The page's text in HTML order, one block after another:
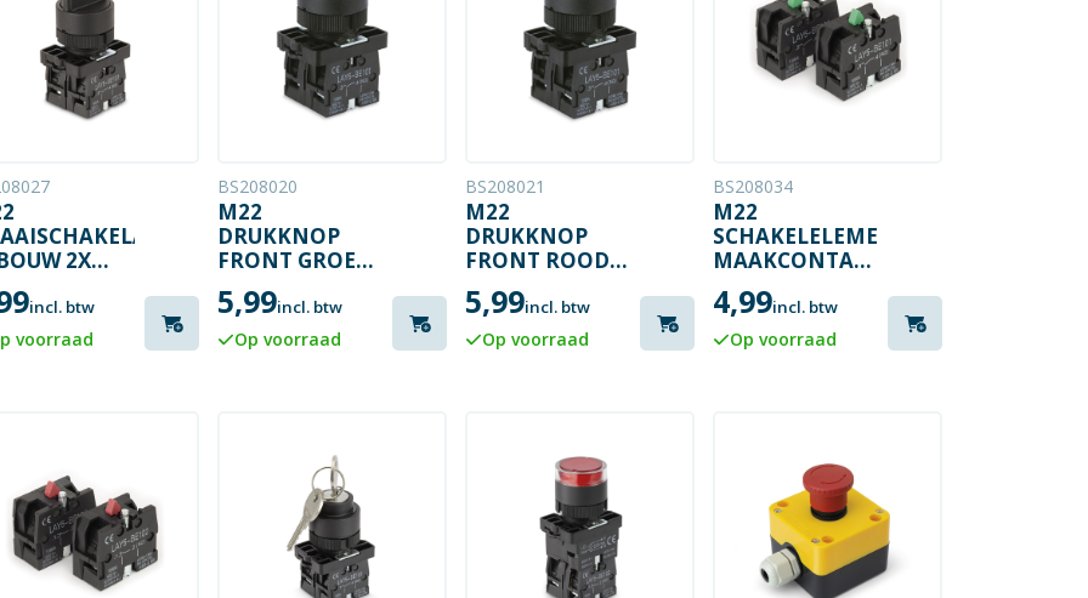
2X
(1)-0-
incl. btw
voorraad
BS208020
M22
DRUKKNOP
FRONT GROEN
1XMAAK /
1XVERBREEK
5,99incl. btw
Op voorraad
BS208021
M22
DRUKKNOP
FRONT ROOD
1XMAAK /
1XVERBREEK
5,99incl. btw
Op voorraad
BS208034
M22
SCHAKELELEMENT
MAAKCONTACT
SET VAN 2
STUKS
4,99incl. btw
Op voorraad